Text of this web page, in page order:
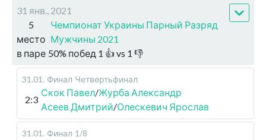
31 янв., 2021
5
место
Чемпионат Украины Парный Разряд
Мужчины 2021
в паре 50% побед 1 👍 vs 1 👎
31.01 . Финал Четвертьфинал
2:3
Скок Павел/Журба Александр
Асеев Дмитрий/Олескевич Ярослав
31.01 . Финал 1/8